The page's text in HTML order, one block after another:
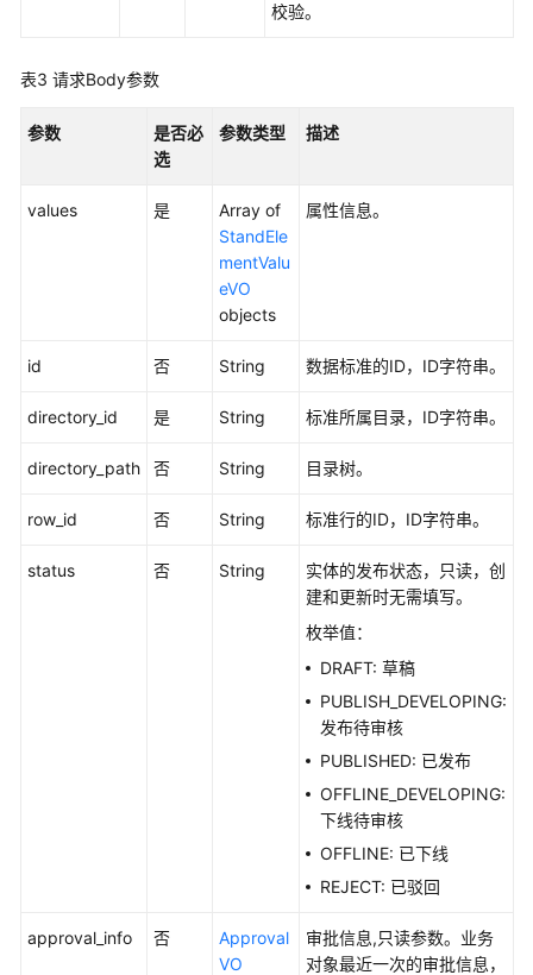
API（V1）
管
中
API
数
口
校验。
表3 请求Body参数
参数
是否必
选
参数类型 描述
values 是
Array of
StandEle
mentValu
eVO
objects
属性信息。
id 否 String 数据标准的ID，ID字符串。
directory_id 是 String 标准所属目录，ID字符串。
directory_path 否 String 目录树。
row_id 否 String 标准行的ID，ID字符串。
status 否 String
实体的发布状态，只读，创
建和更新时无需填写。
枚举值：
DRAFT: 草稿
PUBLISH_DEVELOPING:
发布待审核
PUBLISHED: 已发布
OFFLINE_DEVELOPING:
下线待审核
OFFLINE: 已下线
REJECT: 已驳回
approval_info 否
Approval
VO
审批信息,只读参数。业务
对象最近一次的审批信息，